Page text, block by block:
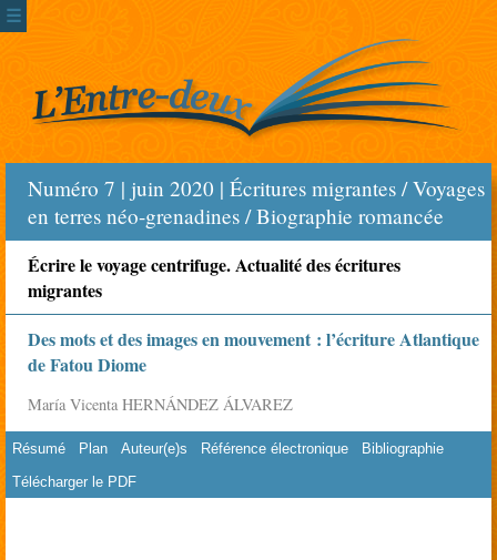
☰
Numéro 7 | juin 2020 | Écritures migrantes / Voyages
en terres néo-grenadines / Biographie romancée
Écrire le voyage centrifuge. Actualité des écritures
migrantes
Des mots et des images en mouvement : l’écriture Atlantique
de Fatou Diome
María Vicenta HERNÁNDEZ ÁLVAREZ
Résumé Plan Auteur(e)s Référence électronique
Bibliographie
Télécharger le PDF